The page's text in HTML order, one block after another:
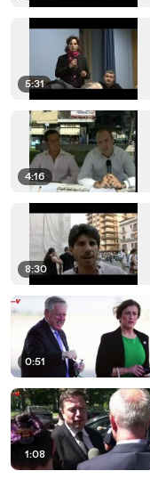
5:31
4:16
8:30
0:51
1:08